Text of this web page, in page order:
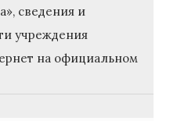
сведения и
учреждения
на официальном